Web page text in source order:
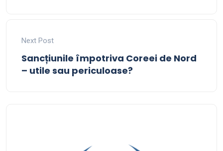
Next Post
Sancțiunile împotriva Coreei de Nord
– utile sau periculoase?